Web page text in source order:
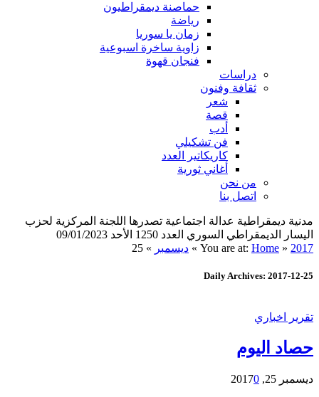
حماصنة ديمقراطيون
رياضة
زمان يا سوريا
زاوية ساخرة اسبوعية
فنجان قهوة
دراسات
ثقافة وفنون
شعر
قصة
أدب
فن تشكيلي
كاريكاتير العدد
أغاني ثورية
من نحن
اتصل بنا
مدنية ديمقراطية عدالة اجتماعية تصدرها اللجنة المركزية لحزب
اليسار الديمقراطي السوري العدد 1250 الأحد 09/01/2023
You are at: Home » 2017
» ديسمبر »
25
Daily Archives: 2017-12-25
تقرير اخباري
حصاد اليوم
ديسمبر 25, 2017 0